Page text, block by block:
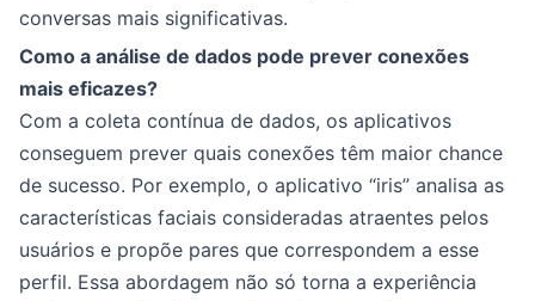
conversas mais significativas.
Como a análise de dados pode prever conexões
mais eficazes?
Com a coleta contínua de dados, os aplicativos
conseguem prever quais conexões têm maior chance
de sucesso. Por exemplo, o aplicativo “iris” analisa as
características faciais consideradas atraentes pelos
usuários e propõe pares que correspondem a esse
perfil. Essa abordagem não só torna a experiência